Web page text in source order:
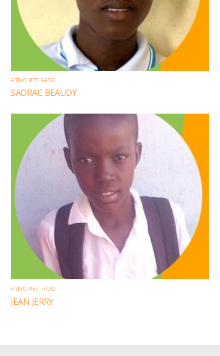
ATIVO RETIRADO
SADRAC BEAUDY
ATIVO RETIRADO
JEAN JERRY